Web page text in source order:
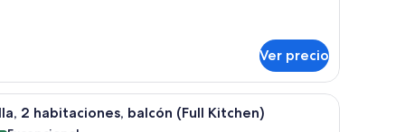
Ver precio
Una cocina moderna con encimeras de
13 2 habitaciones, balcón (Full Kitchen)